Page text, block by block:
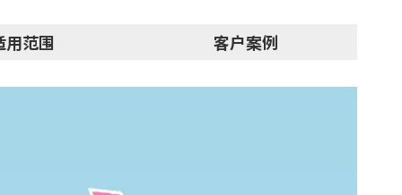
用范围 客户案例